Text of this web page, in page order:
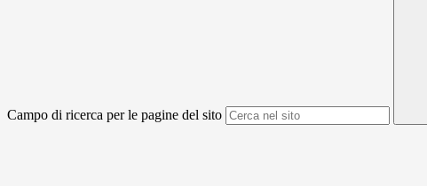
Campo di ricerca per le pagine del sito